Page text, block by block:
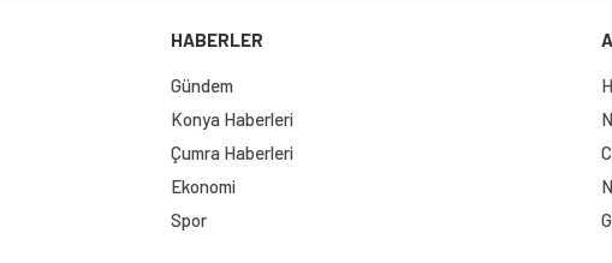
HABERLER
Gündem
Konya Haberleri
Çumra Haberleri
Ekonomi
Spor